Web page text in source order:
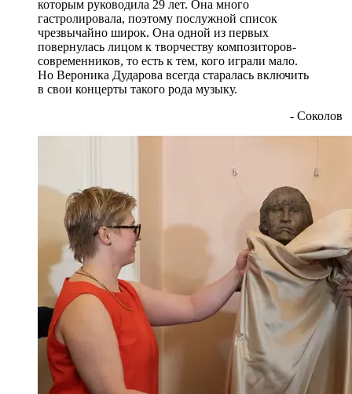
которым руководила 29 лет. Она много
гастролировала, поэтому послужной список
чрезвычайно широк. Она одной из первых
повернулась лицом к творчеству композиторов-
современников, то есть к тем, кого играли мало.
Но Вероника Дударова всегда старалась включить
в свои концерты такого рода музыку.
- Соколов